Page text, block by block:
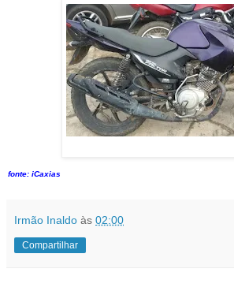
fonte: iCaxias
Irmão Inaldo às 02:00
Compartilhar